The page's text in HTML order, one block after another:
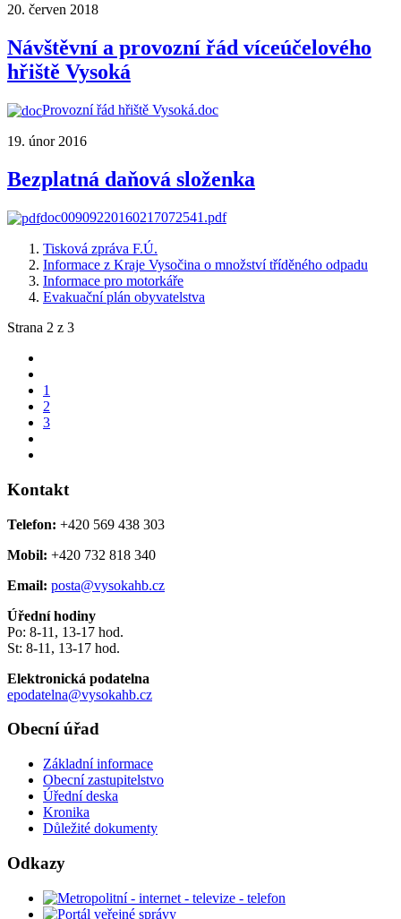
20. červen 2018
Návštěvní a provozní řád víceúčelového
hřiště Vysoká
Provozní řád hřiště Vysoká.doc
19. únor 2016
Bezplatná daňová složenka
doc00909220160217072541.pdf
Tisková zpráva F.Ú.
Informace z Kraje Vysočina o množství tříděného odpadu
Informace pro motorkáře
Evakuační plán obyvatelstva
Strana 2 z 3
1
2
3
Kontakt
Telefon: +420 569 438 303
Mobil: +420 732 818 340
Email: posta@vysokahb.cz
Úřední hodiny
Po: 8-11, 13-17 hod.
St: 8-11, 13-17 hod.
Elektronická podatelna
epodatelna@vysokahb.cz
Obecní úřad
Základní informace
Obecní zastupitelstvo
Úřední deska
Kronika
Důležité dokumenty
Odkazy